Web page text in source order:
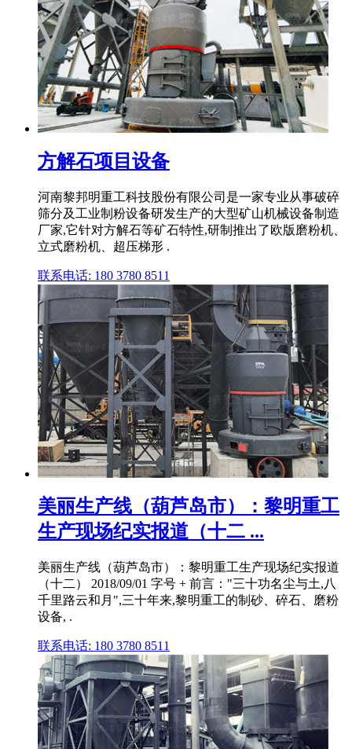
方解石项目设备
河南黎邦明重工科技股份有限公司是一家专业从事破碎
筛分及工业制粉设备研发生产的大型矿山机械设备制造
厂家,它针对方解石等矿石特性,研制推出了欧版磨粉机、
立式磨粉机、超压梯形 .
联系电话: 180 3780 8511
美丽生产线（葫芦岛市）：黎明重工
生产现场纪实报道（十二 ...
美丽生产线（葫芦岛市）：黎明重工生产现场纪实报道
（十二） 2018/09/01 字号 + 前言："三十功名尘与土,八
千里路云和月",三十年来,黎明重工的制砂、碎石、磨粉
设备, .
联系电话: 180 3780 8511